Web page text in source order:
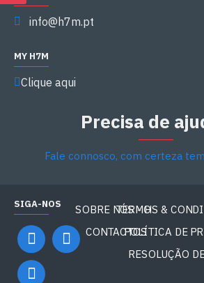
info@h7m.pt
MY H7M
Clique aqui
Precisa de
Fale connosco, com certeza
SIGA-NOS
SOBRE NÓS - H7M
CONTACTOS
TERMOS &
POLÍTICA DE
RESOLUÇÃO